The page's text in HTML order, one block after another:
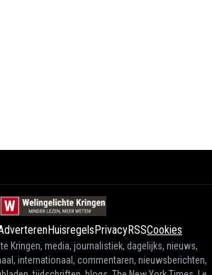
HuisregelsPrivacyRSSCookies
Kringen, media, journalistiek, dagelijks, nieuws,
internationaal, commentaren, nieuwsberichten,